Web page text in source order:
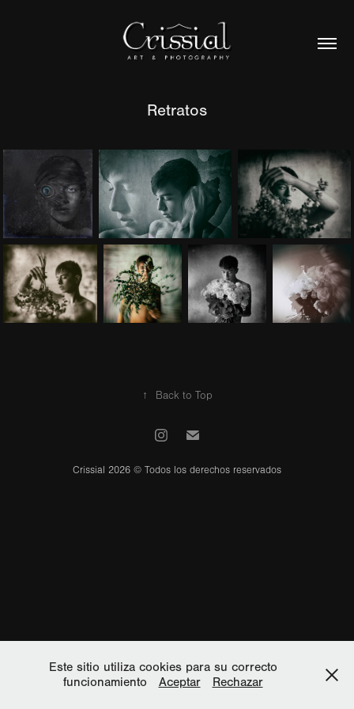
Retratos
↑ Back to Top
Crissial 2026 © Todos los derechos reservados
Este sitio utiliza cookies para su correcto
funcionamiento
Aceptar Rechazar